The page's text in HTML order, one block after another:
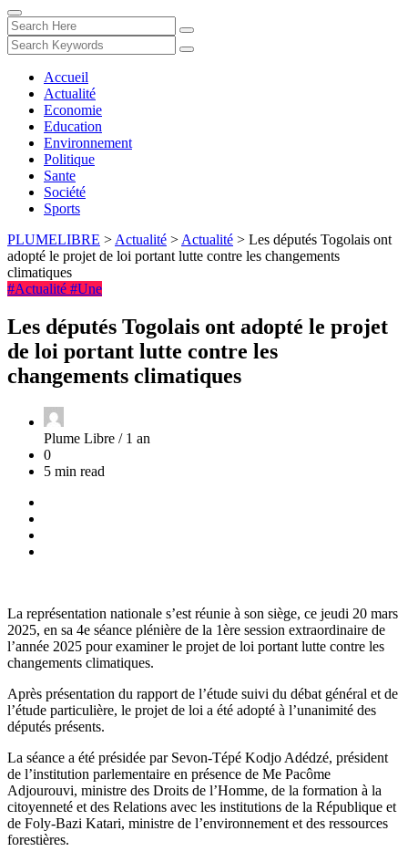
Accueil
Actualité
Economie
Education
Environnement
Politique
Sante
Société
Sports
PLUMELIBRE > Actualité > Actualité > Les députés Togolais ont
adopté le projet de loi portant lutte contre les changements
climatiques
#Actualité #Une
Les députés Togolais ont adopté le projet
de loi portant lutte contre les
changements climatiques
Plume Libre / 1 an
0
5 min read
La représentation nationale s’est réunie à son siège, ce jeudi 20 mars
2025, en sa 4e séance plénière de la 1ère session extraordinaire de
l’année 2025 pour examiner le projet de loi portant lutte contre les
changements climatiques.
Après présentation du rapport de l’étude suivi du débat général et de
l’étude particulière, le projet de loi a été adopté à l’unanimité des
députés présents.
La séance a été présidée par Sevon-Tépé Kodjo Adédzé, président
de l’institution parlementaire en présence de Me Pacôme
Adjourouvi, ministre des Droits de l’Homme, de la formation à la
citoyenneté et des Relations avec les institutions de la République et
de Foly-Bazi Katari, ministre de l’environnement et des ressources
forestières.